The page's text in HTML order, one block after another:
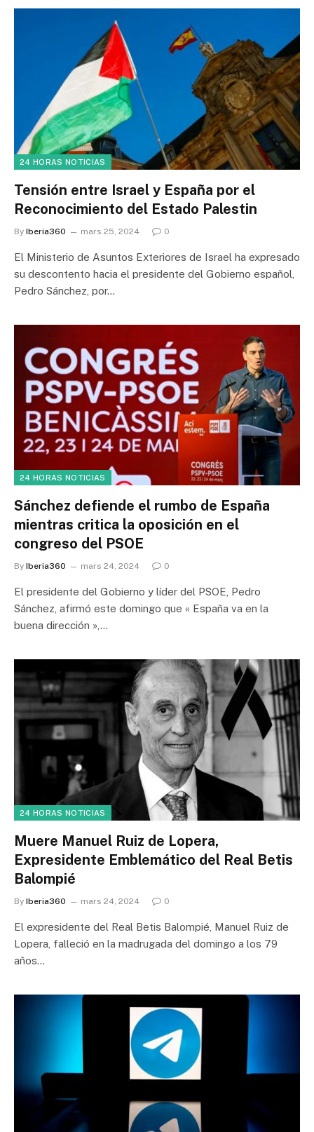
24 HORAS NOTICIAS
Tensión entre Israel y España por el
Reconocimiento del Estado Palestin
By Iberia360 mars 25, 2024 0
El Ministerio de Asuntos Exteriores de Israel ha expresado
su descontento hacia el presidente del Gobierno español,
Pedro Sánchez, por…
24 HORAS NOTICIAS
Sánchez defiende el rumbo de España
mientras critica la oposición en el
congreso del PSOE
By Iberia360 mars 24, 2024 0
El presidente del Gobierno y líder del PSOE, Pedro
Sánchez, afirmó este domingo que « España va en la
buena dirección »,…
24 HORAS NOTICIAS
Muere Manuel Ruiz de Lopera,
Expresidente Emblemático del Real Betis
Balompié
By Iberia360 mars 24, 2024 0
El expresidente del Real Betis Balompié, Manuel Ruiz de
Lopera, falleció en la madrugada del domingo a los 79
años…